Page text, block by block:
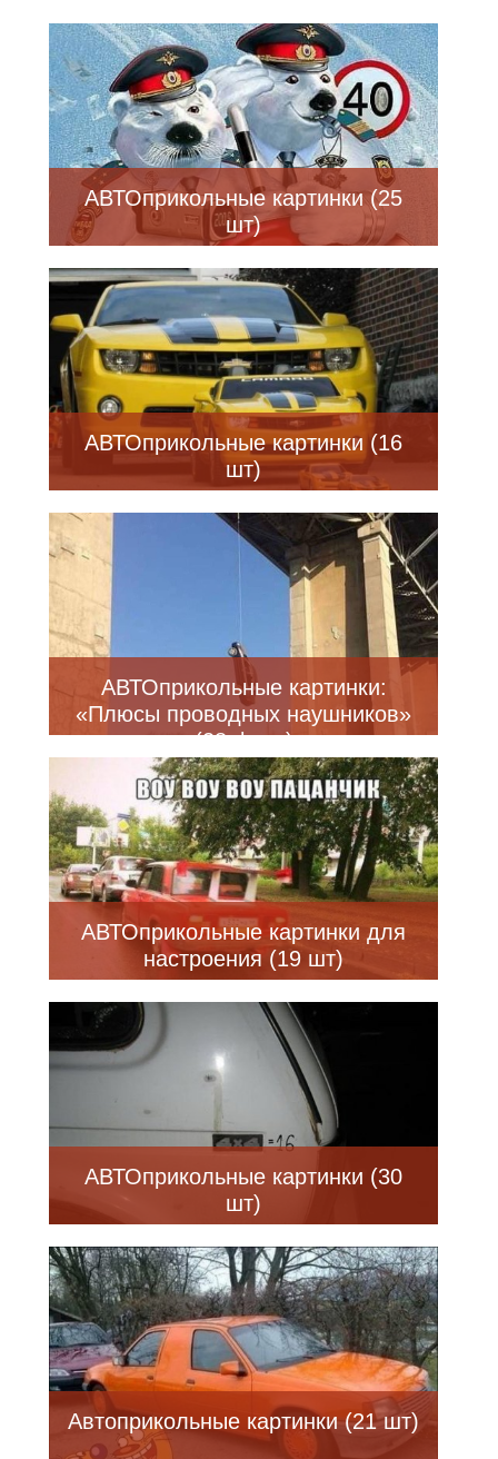
АВТОприкольные картинки (25
шт)
АВТОприкольные картинки (16
шт)
АВТОприкольные картинки:
«Плюсы проводных наушников»
(28 фото)
АВТОприкольные картинки для
настроения (19 шт)
АВТОприкольные картинки (30
шт)
Автоприкольные картинки (21 шт)